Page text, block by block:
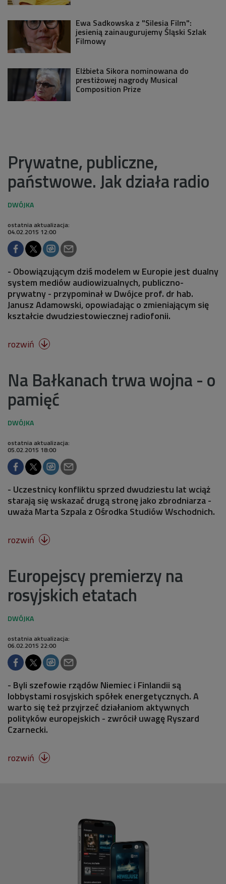
Ewa Sadkowska z "Silesia Film":
jesienią zainaugurujemy Śląski Szlak
Filmowy
Elżbieta Sikora nominowana do
prestiżowej nagrody Musical
Composition Prize
Prywatne, publiczne,
państwowe. Jak działa radio
ostatnia aktualizacja:
04.02.2015 12:00
- Obowiązującym dziś modelem w Europie jest dualny
system mediów audiowizualnych, publiczno-
prywatny - przypominał w Dwójce prof. dr hab.
Janusz Adamowski, opowiadając o zmieniającym się
kształcie dwudziestowiecznej radiofonii.
rozwiń 
Na Bałkanach trwa wojna - o
pamięć
ostatnia aktualizacja:
05.02.2015 18:00
- Uczestnicy konfliktu sprzed dwudziestu lat wciąż
starają się wskazać drugą stronę jako zbrodniarza -
uważa Marta Szpala z Ośrodka Studiów Wschodnich.
rozwiń 
Europejscy premierzy na
rosyjskich etatach
ostatnia aktualizacja:
06.02.2015 22:00
- Byli szefowie rządów Niemiec i Finlandii są
lobbystami rosyjskich spółek energetycznych. A
warto się też przyjrzeć działaniom aktywnych
polityków europejskich - zwrócił uwagę Ryszard
Czarnecki.
rozwiń 